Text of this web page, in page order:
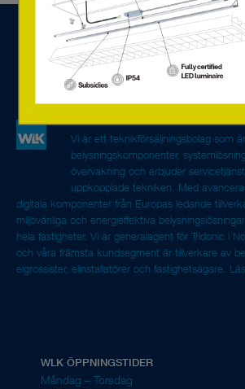
Vi är ett teknikförsäljningsbolag som
belysningskomponenter,
övervakning och erbjuder
uppkopplade tekniken. Med
digitala komponenter från Europas ledande
miljövänliga och energieffektiva
hela fastigheter. Vi är generalagent för Tridonic i
och våra främsta kundsegment är tillverkare av
elgrossister, elinstallatörer och fastighetsägare.
WLK ÖPPNINGSTIDER
Måndag – Torsdag